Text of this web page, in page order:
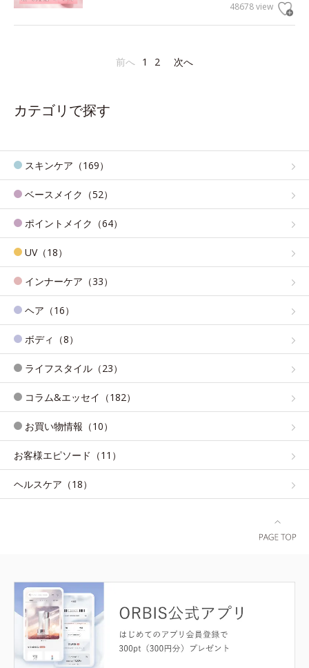
48678 view
前へ 1 2 次へ
カテゴリで探す
スキンケア（169）
ベースメイク（52）
ポイントメイク（64）
UV（18）
インナーケア（33）
ヘア（16）
ボディ（8）
ライフスタイル（23）
コラム&エッセイ（182）
お買い物情報（10）
お客様エピソード（11）
ヘルスケア（18）